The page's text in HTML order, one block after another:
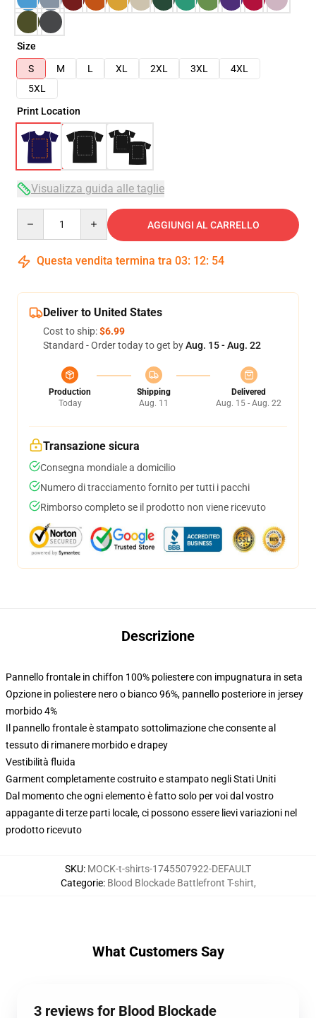
Size
S
M L XL 2XL 3XL
4XL
5XL
Print Location
Visualizza guida alle taglie
AGGIUNGI AL CARRELLO
Questa vendita termina tra 03: 12: 54
Deliver to United States
Cost to ship:$6.99
Standard - Order today to get byAug. 15 - Aug. 22
Production
Today
Shipping
Aug. 11
Delivered
Aug. 15 - Aug. 22
Transazione sicura
Consegna mondiale a domicilio
Numero di tracciamento fornito per tutti i pacchi
Rimborso completo se il prodotto non viene ricevuto
Descrizione
Pannello frontale in chiffon 100% poliestere con impugnatura in seta
Opzione in poliestere nero o bianco 96%, pannello posteriore in jersey
morbido 4%
Il pannello frontale è stampato sottolimazione che consente al
tessuto di rimanere morbido e drapey
Vestibilità fluida
Garment completamente costruito e stampato negli Stati Uniti
Dal momento che ogni elemento è fatto solo per voi dal vostro
appagante di terze parti locale, ci possono essere lievi variazioni nel
prodotto ricevuto
SKU: MOCK-t-shirts-1745507922-DEFAULT
Categorie: Blood Blockade Battlefront T-shirt,
What Customers Say
3 reviews for Blood Blockade